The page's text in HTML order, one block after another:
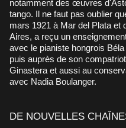
notamment des œuvres
tango. Il ne faut pas oublier
mars 1921 à Mar del Plata et
Aires, a reçu un
avec le pianiste hongrois
puis auprès de son
Ginastera et aussi au
avec Nadia Boulanger.
DE NOUVELLES